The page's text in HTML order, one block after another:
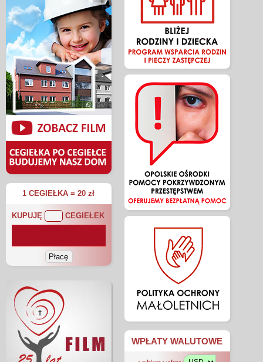
1 CEGIEŁKA = 20 zł
KUPUJĘ CEGIEŁEK
WPŁATY WALUTOWE